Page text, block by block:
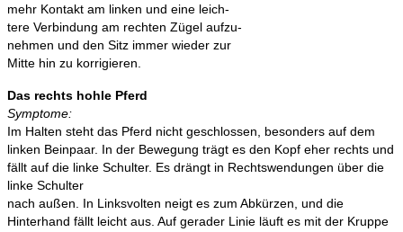
mehr Kontakt am linken und eine leich-
tere Verbindung am rechten Zügel aufzu-
nehmen und den Sitz immer wieder zur
Mitte hin zu korrigieren.
Das rechts hohle Pferd
Symptome:
Im Halten steht das Pferd nicht geschlossen, besonders auf dem
linken Beinpaar. In der Bewegung trägt es den Kopf eher rechts und
fällt auf die linke Schulter. Es drängt in Rechtswendungen über die
linke Schulter
nach außen. In Linksvolten neigt es zum Abkürzen, und die
Hinterhand fällt leicht aus. Auf gerader Linie läuft es mit der Kruppe